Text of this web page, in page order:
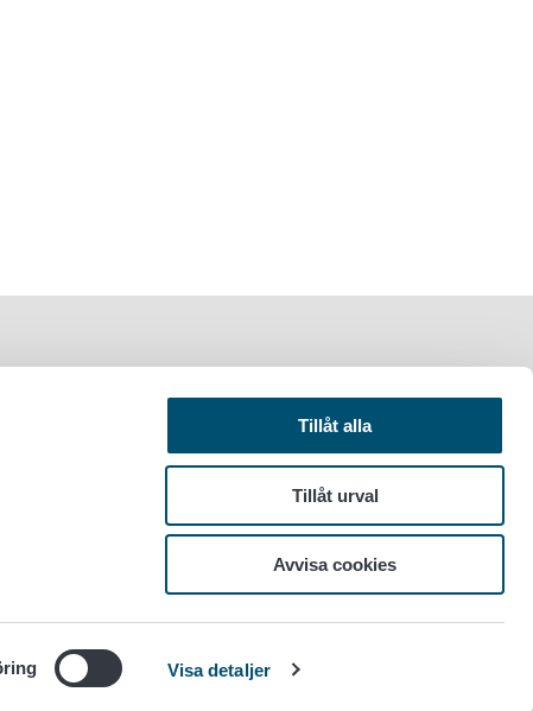
Visa detaljer
Tillåt alla
Tillåt urval
Avvisa cookies